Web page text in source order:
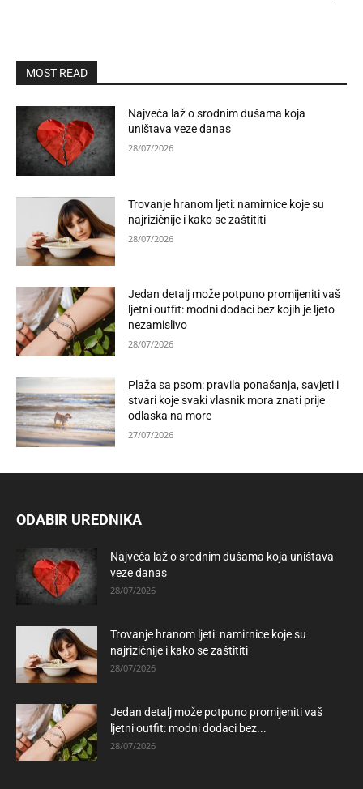
MOST READ
Najveća laž o srodnim dušama koja
uništava veze danas
28/07/2026
Trovanje hranom ljeti: namirnice koje su
najrizičnije i kako se zaštititi
28/07/2026
Jedan detalj može potpuno promijeniti vaš
ljetni outfit: modni dodaci bez kojih je ljeto
nezamislivo
28/07/2026
Plaža sa psom: pravila ponašanja, savjeti i
stvari koje svaki vlasnik mora znati prije
odlaska na more
27/07/2026
ODABIR UREDNIKA
Najveća laž o srodnim dušama koja uništava
veze danas
28/07/2026
Trovanje hranom ljeti: namirnice koje su
najrizičnije i kako se zaštititi
28/07/2026
Jedan detalj može potpuno promijeniti vaš
ljetni outfit: modni dodaci bez...
28/07/2026